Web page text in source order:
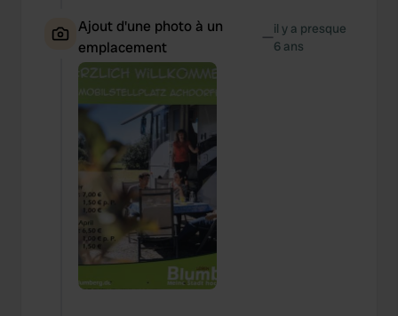
Ajout d'une photo à un
emplacement
—il y a presque
6 ans